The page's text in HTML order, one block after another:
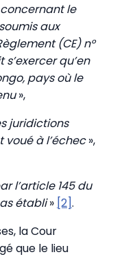
le
aux
(CE) n°
qu’en
pays où le
»,
juridictions
à l’échec»,
l’article 145 du
établi» [2].
la Cour
que le lieu